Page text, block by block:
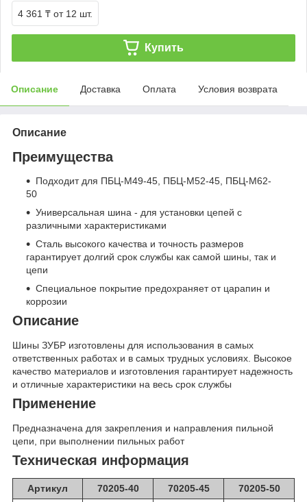
4 361 ₸ от 12 шт.
Купить
Описание Доставка Оплата Условия возврата
Описание
Преимущества
Подходит для ПБЦ-М49-45, ПБЦ-М52-45, ПБЦ-М62-
50
Универсальная шина - для установки цепей с
различными характеристиками
Сталь высокого качества и точность размеров
гарантирует долгий срок службы как самой шины, так и
цепи
Специальное покрытие предохраняет от царапин и
коррозии
Описание
Шины ЗУБР изготовлены для использования в самых
ответственных работах и в самых трудных условиях. Высокое
качество материалов и изготовления гарантирует надежность
и отличные характеристики на весь срок службы
Применение
Предназначена для закрепления и направления пильной
цепи, при выполнении пильных работ
Техническая информация
Артикул 70205-40 70205-45
70205-50